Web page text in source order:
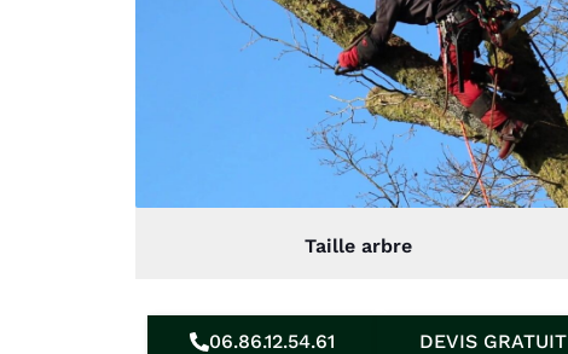
Taille arbre
06.86.12.54.61 DEVIS GRATUIT